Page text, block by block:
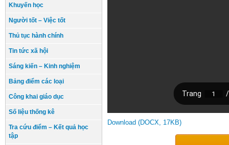
Khuyến học
Người tốt – Việc tốt
Thủ tục hành chính
Tin tức xã hội
Sáng kiến – Kinh nghiệm
Bảng điểm các loại
Công khai giáo dục
Số liệu thống kê
Tra cứu điểm – Kết quả học
tập
Download (DOCX, 17KB)